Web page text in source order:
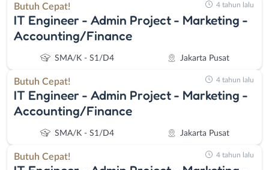
Butuh Cepat!
IT Engineer - Admin Project - Marketing -
Accounting/Finance
SMA/K - S1/D4 Jakarta Pusat
4 tahun lalu
Butuh Cepat!
IT Engineer - Admin Project - Marketing -
Accounting/Finance
SMA/K - S1/D4 Jakarta Pusat
4 tahun lalu
Butuh Cepat! 4 tahun lalu